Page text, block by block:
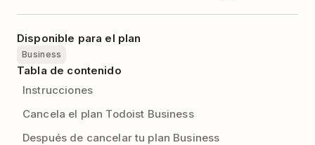
Disponible para el plan
Business
Tabla de contenido
Instrucciones
Cancela el plan Todoist Business
Después de cancelar tu plan Business